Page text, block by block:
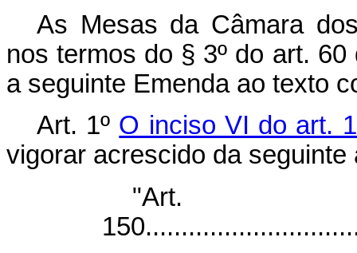
As Mesas da Câmara
nos termos do § 3º do art.
a seguinte Emenda ao texto
Art. 1º O inciso VI do art.
vigorar acrescido da seguinte
"Art.